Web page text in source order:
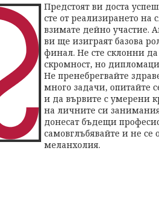
Предстоят ви доста
сте от реализирането на
взимате дейно участие.
ви ще изиграят базова
финал. Не сте склонни
скромност, но
Не пренебрегвайте
много задачи, опитайте
и да вървите с умерени
на личните си
донесат бъдещи
самовглъбявайте и не се
меланхолия.